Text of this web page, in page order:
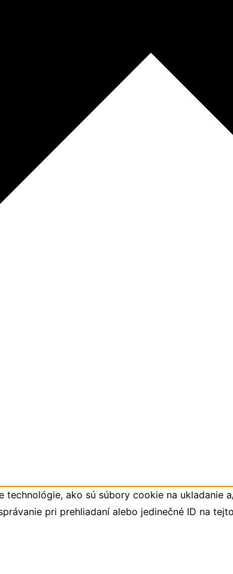
ako sú súbory cookie na ukladanie
pri prehliadaní alebo jedinečné ID na